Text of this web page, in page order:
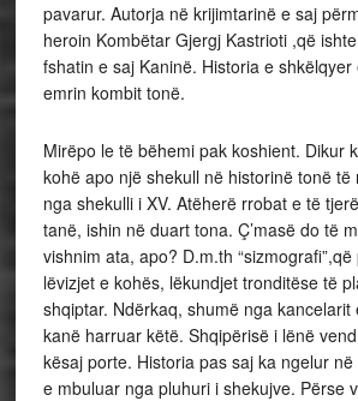
pavarur. Autorja në krijimtarinë e saj
heroin Kombëtar Gjergj Kastrioti ,që
fshatin e saj Kaninë. Historia e
emrin kombit tonë.
Mirëpo le të bëhemi pak koshient. Dikur
kohë apo një shekull në historinë tonë të
nga shekulli i XV. Atëherë rrobat e të
tanë, ishin në duart tona. Ç’masë do të
vishnim ata, apo? D.m.th
lëvizjet e kohës, lëkundjet tronditëse të
shqiptar. Ndërkaq, shumë nga
kanë harruar këtë. Shqipërisë i lënë
kësaj porte. Historia pas saj ka ngelur
e mbuluar nga pluhuri i shekujve. Përse